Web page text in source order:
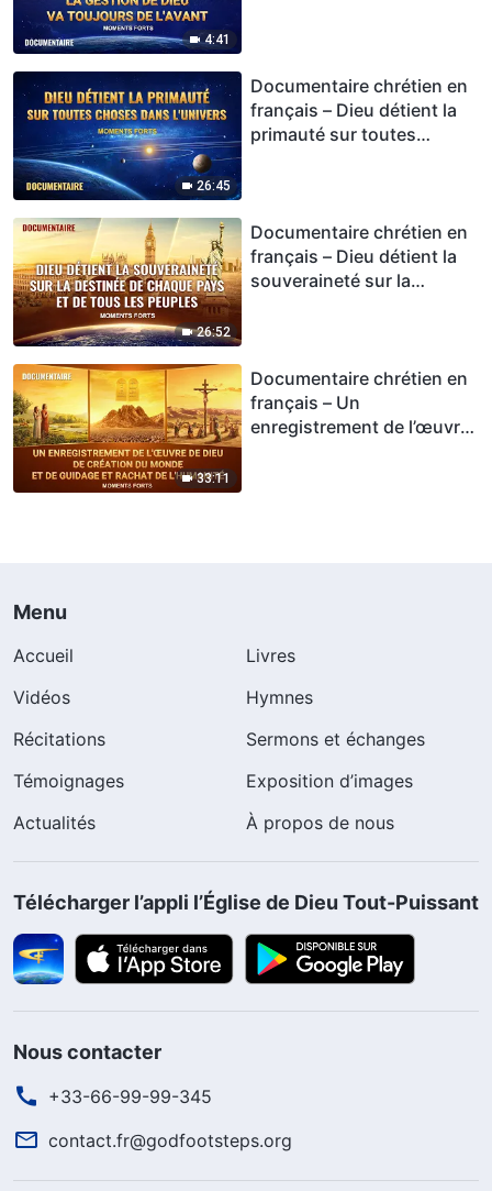
4:41
26:45
Documentaire chrétien en
français – Dieu détient la
primauté sur toutes
26:52
Documentaire chrétien en
français – Dieu détient la
souveraineté sur la
33:11
Documentaire chrétien en
français – Un
enregistrement de l’œuvre
Menu
Accueil
Livres
Vidéos
Hymnes
Récitations
Sermons et échanges
Témoignages
Exposition d’images
Actualités
À propos de nous
Télécharger l’appli l’Église de Dieu Tout-Puissant
Nous contacter
+33-66-99-99-345
contact.fr@godfootsteps.org